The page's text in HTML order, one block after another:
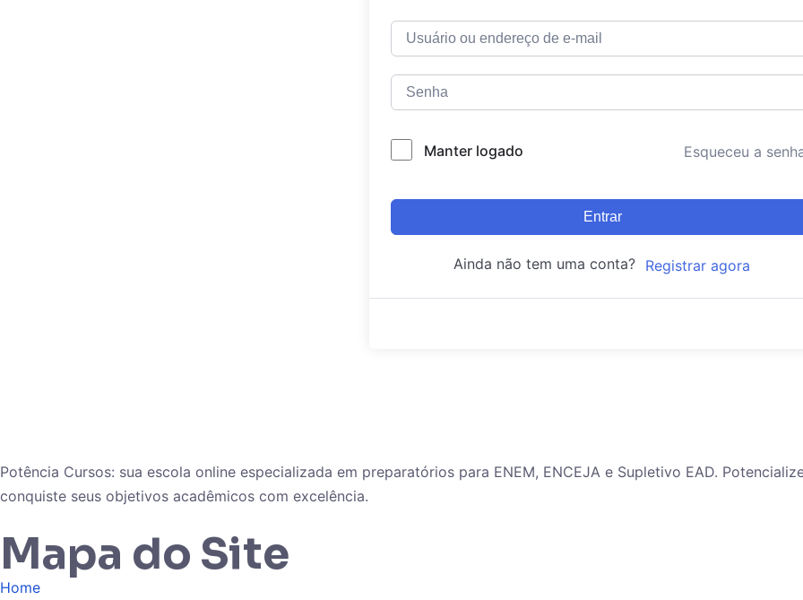
Manter logado Esqueceu a
Entrar
Ainda não tem uma conta? Registrar agora
Potência Cursos: sua escola online especializada em preparatórios para ENEM, ENCEJA e Supletivo EAD.
conquiste seus objetivos acadêmicos com excelência.
Mapa do Site
Home